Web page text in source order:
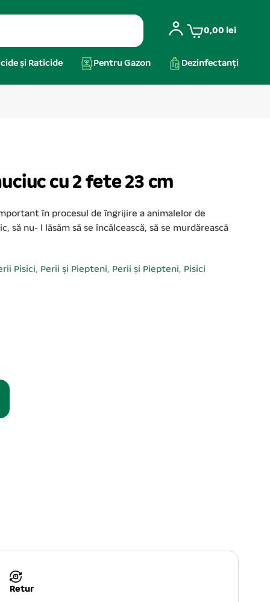
0,00 lei
și Raticide Pentru Gazon Dezinfectanți
cu 2 fete 23 cm
în procesul de îngrijire a animalelor de
să nu- l lăsăm să se încâlcească, să se murdărească
Pisici, Perii și Piepteni, Perii și Piepteni, Pisici
Retur